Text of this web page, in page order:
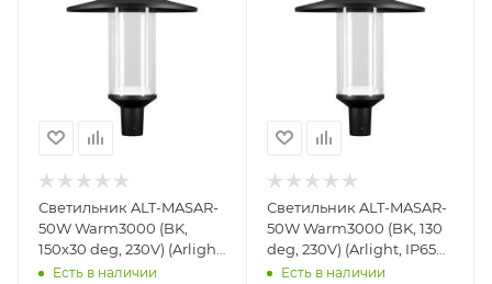
Светильник ALT-MASAR-
50W Warm3000 (BK,
150x30 deg, 230V) (Arlight,
IP65 Металл, 5 лет)
Есть в наличии
Светильник ALT-MASAR-
50W Warm3000 (BK, 130
deg, 230V) (Arlight, IP65
Металл, 5 лет)
Есть в наличии